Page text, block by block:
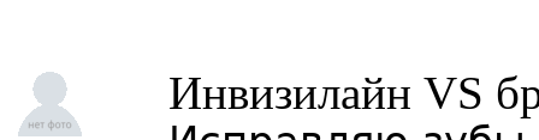
Инвизилайн VS